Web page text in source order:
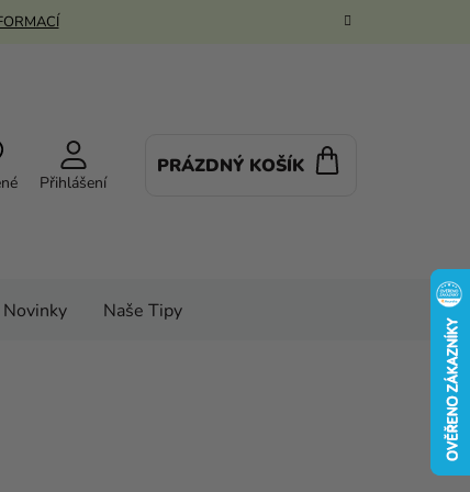
Přihlášení
PRÁZDNÝ KOŠÍK
Novinky Naše Tipy